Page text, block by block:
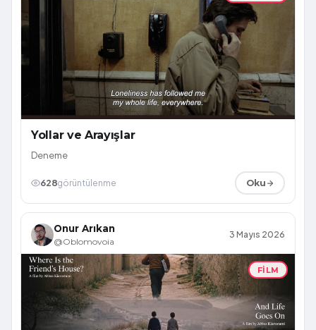
Yollar ve Arayışlar
Deneme
628görüntülenme Oku
Onur Arıkan
@Oblomovoia
3 Mayıs 2026
FILM